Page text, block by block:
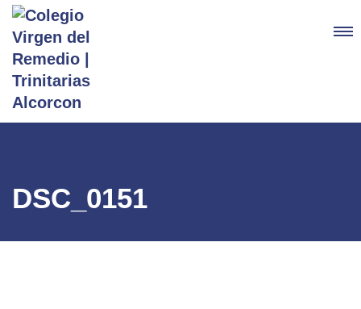
DSC_0151